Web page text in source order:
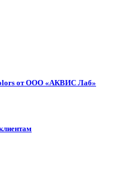
от ООО «АКВИС Лаб»